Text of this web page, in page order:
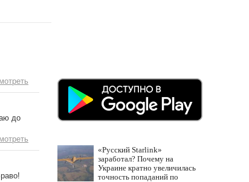
до
«Русский Starlink»
заработал? Почему на
Украине кратно увеличилась
точность попаданий по